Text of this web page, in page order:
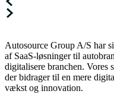
Autosource Group A/S har
af SaaS-løsninger til
digitalisere branchen. Vores
der bidrager til en mere
vækst og innovation.